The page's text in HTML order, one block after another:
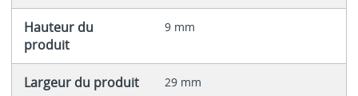
Hauteur du
produit
9 mm
Largeur du produit 29 mm